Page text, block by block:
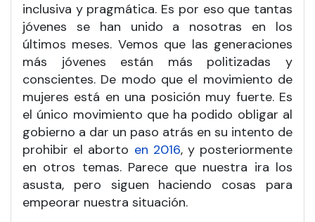
inclusiva y pragmática. Es por eso que tantas
jóvenes se han unido a nosotras en los
últimos meses. Vemos que las generaciones
más jóvenes están más politizadas y
conscientes. De modo que el movimiento de
mujeres está en una posición muy fuerte. Es
el único movimiento que ha podido obligar al
gobierno a dar un paso atrás en su intento de
prohibir el aborto en 2016, y posteriormente
en otros temas. Parece que nuestra ira los
asusta, pero siguen haciendo cosas para
empeorar nuestra situación.